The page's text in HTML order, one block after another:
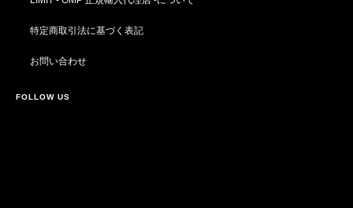
特定商取引法に基づく表記
お問い合わせ
FOLLOW US